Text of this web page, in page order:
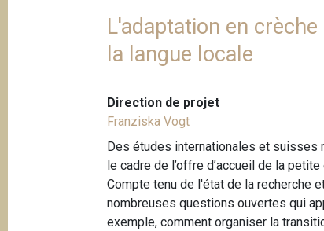
L'adaptation en
la langue locale
Direction de projet
Franziska Vogt
Des études internationales et suisses
le cadre de l’offre d’accueil de la
Compte tenu de l'état de la recherche
nombreuses questions ouvertes qui
exemple, comment organiser la